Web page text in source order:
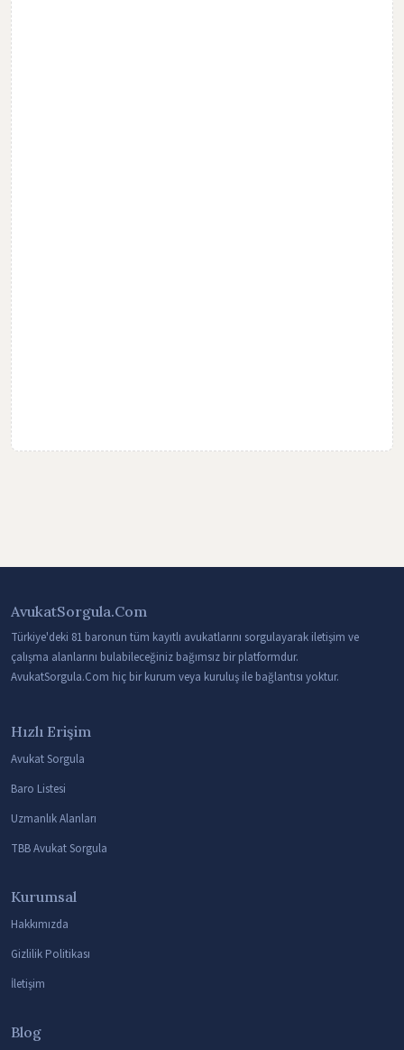
AvukatSorgula.Com
Türkiye'deki 81 baronun tüm kayıtlı avukatlarını sorgulayarak iletişim ve
çalışma alanlarını bulabileceğiniz bağımsız bir platformdur.
AvukatSorgula.Com hiç bir kurum veya kuruluş ile bağlantısı yoktur.
Hızlı Erişim
Avukat Sorgula
Baro Listesi
Uzmanlık Alanları
TBB Avukat Sorgula
Kurumsal
Hakkımızda
Gizlilik Politikası
İletişim
Blog